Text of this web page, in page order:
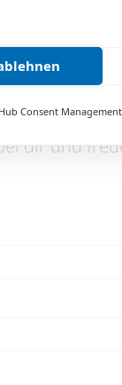
Consent Management
Mitglied
dir und